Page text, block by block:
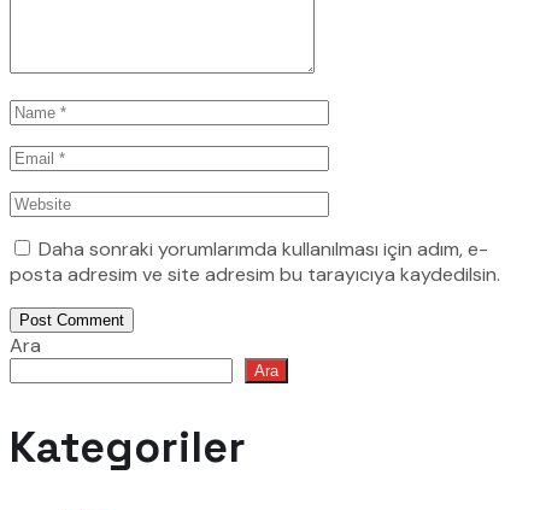
Daha sonraki yorumlarımda kullanılması için adım, e-
posta adresim ve site adresim bu tarayıcıya kaydedilsin.
Post Comment
Ara
Ara
Kategoriler